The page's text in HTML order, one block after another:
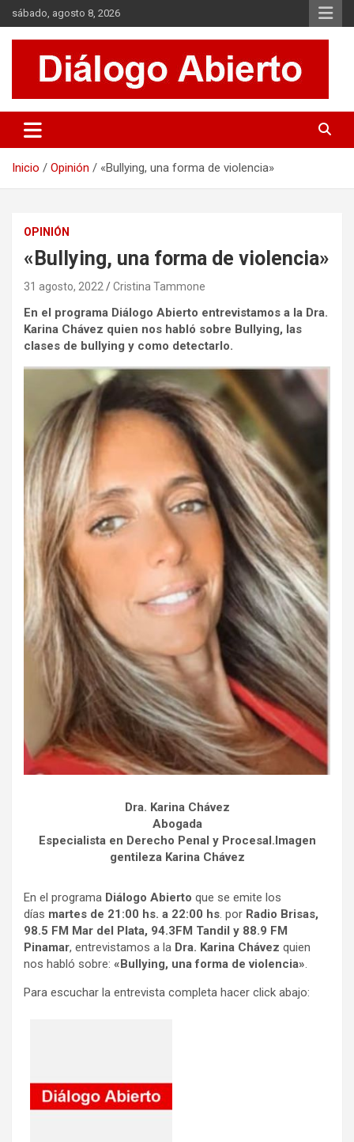
Saltar
al
contenido
sábado, agosto 8, 2026
Diálogo Abierto
Se tratan diversos temas de actualidad buscando hacer un
aporte a la sociedad, brindando información relevante de lo que
Inicio Opinión «Bullying, una forma de violencia»
OPINIÓN
«Bullying, una forma de violencia»
31 agosto, 2022 Cristina Tammone
En el programa Diálogo Abierto entrevistamos a la Dra.
Karina Chávez quien nos habló sobre Bullying, las
clases de bullying y como detectarlo.
Dra. Karina Chávez
Abogada
Especialista en Derecho Penal y Procesal.Imagen
gentileza Karina Chávez
En el programa Diálogo Abierto que se emite los
días martes de 21:00 hs. a 22:00 hs. por Radio Brisas,
98.5 FM Mar del Plata, 94.3FM Tandil y 88.9 FM
Pinamar, entrevistamos a la Dra. Karina Chávez quien
nos habló sobre: «Bullying, una forma de violencia».
Para escuchar la entrevista completa hacer click abajo: